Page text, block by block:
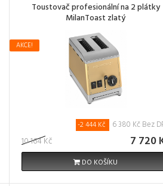
Toustovač profesionální na 2 plátky
MilanToast zlatý
AKCE!
10 164 Kč
-2 444 Kč 6 380 Kč Bez
7 720
DO KOŠÍKU